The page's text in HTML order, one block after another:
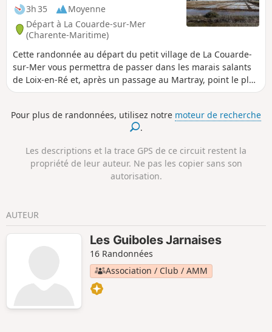
3h 35
Moyenne
Départ à La Couarde-sur-Mer
(Charente-Maritime)
Cette randonnée au départ du petit village de La Couarde-
sur-Mer vous permettra de passer dans les marais salants
de Loix-en-Ré et, après un passage au Martray, point le plus
étroit de l'Île de Ré, de revenir au point de départ par le
Pour plus de randonnées, utilisez notre moteur de recherche
.
Les descriptions et la trace GPS de ce circuit restent la
propriété de leur auteur. Ne pas les copier sans son
autorisation.
AUTEUR
Les Guiboles Jarnaises
16 Randonnées
Association / Club / AMM